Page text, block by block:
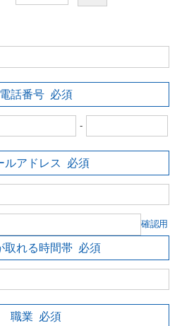
電話番号 必須
-
ルアドレス 必須
確認用
取れる時間帯 必須
職業 必須